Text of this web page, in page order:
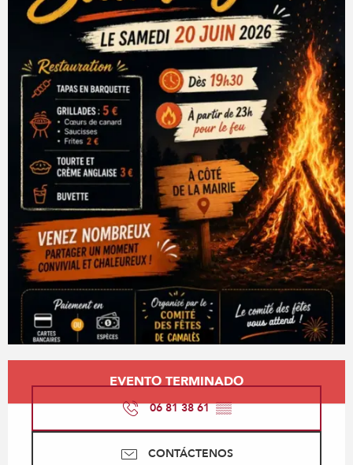
Horarios y datos de contacto
EVENTO TERMINADO
06 81 38 61▒▒
CONTÁCTENOS